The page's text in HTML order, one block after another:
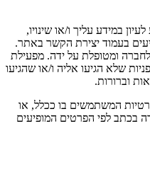
במידע עליך ו/או שינויו,
בעמוד יצירת הקשר באתר.
לחברה ומטופלת על ידה. מפעילת
שלא הגיעו אליה ו/או שהגיעו
וברורות.
המשתמשים בו ככלל, או
בכתב לפי הפרטים המופיעים